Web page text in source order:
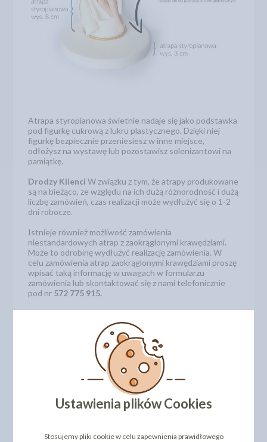
Atrapa styropianowa świetnie nadaje się jako podstawka
pod figurkę cukrową z lukru plastycznego. Dzięki niej
figurkę bezpiecznie przeniesiesz w inne miejsce,
odłożysz na wystawę lub pozostawisz solenizantowi na
pamiątkę.
Drodzy Klienci W związku z tym, że atrapy produkowane
są na bieżąco, ze względu na ich dużą różnorodność i dużą
liczbę zamówień, czas realizacji może wydłużyć się o 1-2
dni robocze.
Istnieje również możliwość zamówienia
niestandardowych atrap z zaokrąglonymi krawędziami.
Może to odrobinę wydłużyć realizację zamówienia. W
celu zamówienia atrap zaokrąglonymi krawędziami proszę
wpisać taką informację w uwagach w formularzu
zamówienia lub skontaktować się z nami telefonicznie
pod nr 572 775 915.
Wysokość pojedynczego piętra: 3 cm
Kod produktu: 513154
Ustawienia plików Cookies
Stosujemy pliki cookie w celu zapewnienia prawidłowego